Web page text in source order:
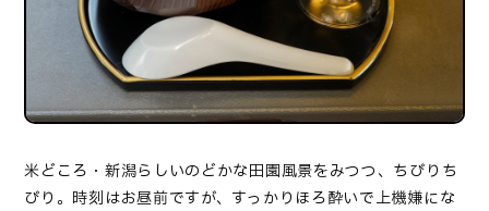
米どころ・新潟らしいのどかな田園風景をみつつ、ちびりち
びり。時刻はお昼前ですが、すっかりほろ酔いで上機嫌にな